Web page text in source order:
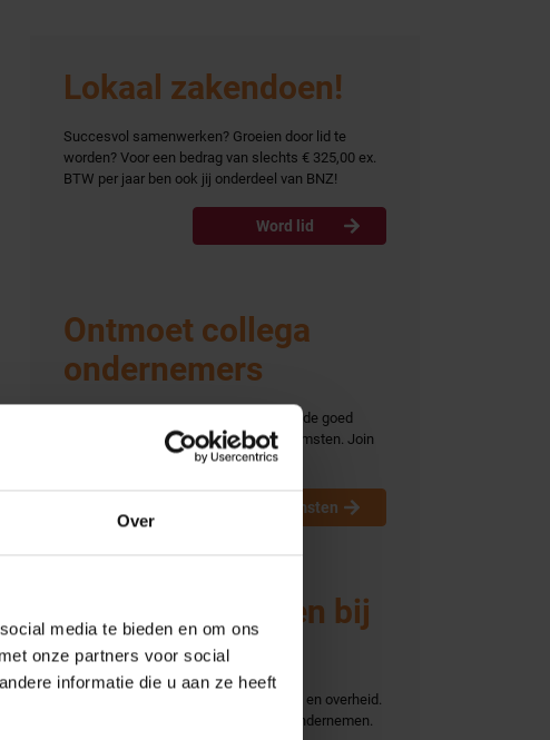
Over
media te bieden en om ons
onze partners voor social
informatie die u aan ze heeft
Lokaal zakendoen!
Succesvol samenwerken? Groeien door lid te
worden? Voor een bedrag van slechts € 325,00 ex.
BTW per jaar ben ook jij onderdeel van BNZ!
Word lid
Ontmoet collega
ondernemers
Ontmoet collega ondernemers tijdens de goed
bezochte BNZ activiteiten en bijeenkomsten. Join
ons Business-to-business platform!
Bijeenkomsten
Gunstige tarieven bij
verzekeraars
Centrale schakel tussen ondernemers en overheid.
Camerabeveiliging. Keurmerk Veilig Ondernemen.
Word lid